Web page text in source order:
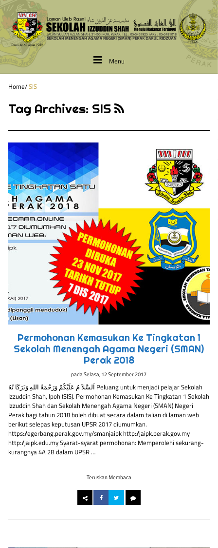
Menu
Home/SIS
Tag Archives: SIS
Permohonan Kemasukan Ke Tingkatan 1
Sekolah Menengah Agama Negeri (SMAN)
Perak 2018
padaSelasa, 12 September 2017
اَلسَّلاَ مُ عَلَيْكُمْ وَرَحْمَةُ اللهِ وَبَرَكَا تُهُ Peluang untuk menjadi pelajar Sekolah
Izzuddin Shah, Ipoh (SIS). Permohonan Kemasukan Ke Tingkatan 1 Sekolah
Izzuddin Shah dan Sekolah Menengah Agama Negeri (SMAN) Negeri
Perak bagi tahun 2018 boleh dibuat secara dalam talian di laman web
berikut selepas keputusan UPSR 2017 diumumkan.
https://egerbang.perak.gov.my/smanjaipk http://jaipk.perak.gov.my
http://jaipk.edu.my Syarat-syarat permohonan: Memperolehi sekurang-
kurangnya 4A 2B dalam UPSR …
Teruskan Membaca